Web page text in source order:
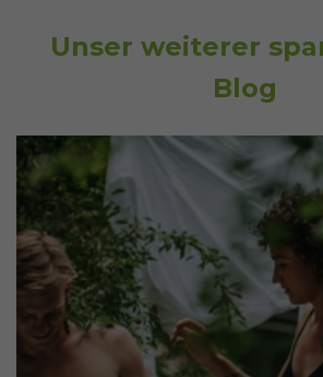
Unser weiterer
Blog